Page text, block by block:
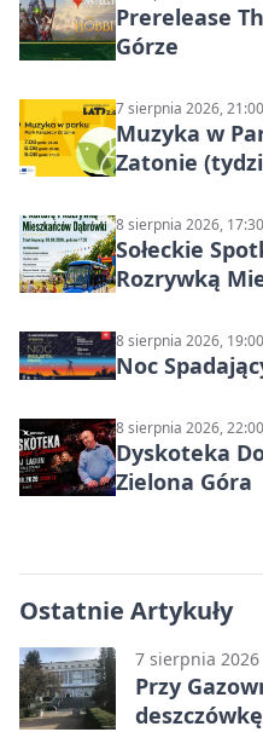
Prerelease
Górze
7 sierpnia 2026, 21:00
Muzyka w
Zatonie
8 sierpnia 2026, 17:30
Sołeckie
Rozrywką
8 sierpnia 2026, 19:00
Noc
8 sierpnia 2026, 22:00
Dyskoteka
Zielona Góra
Ostatnie Artykuły
7 sierpnia 2026
Przy